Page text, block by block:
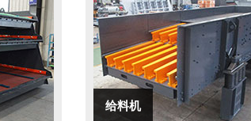
给料机